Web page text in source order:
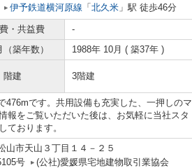
伊予鉄道横河原線 「 北久米 」駅 徒歩46分
・共益費
-
築年数） 1988年 10月 ( 築37年 )
階建 3階建
476mです。共用設備も充実した、一押しのマ
報をご覧いただいた後は、お気軽に当社スタ
ております。
山市天山３丁目１４－２５
号 (公社)愛媛県宅地建物取引業協会